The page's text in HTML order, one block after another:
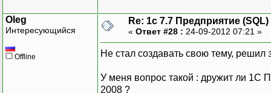
Oleg
Интересующийся
Offline
Re: 1с 7.7 Предприятие
« Ответ #28 : 24-09-2012 07:21 »
Не стал создавать свою тему, решил
У меня вопрос такой : дружит ли 1С
2008 ?